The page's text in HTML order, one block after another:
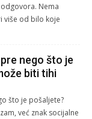
Nema
više od bilo koje
nego što je
biti tihi
što je pošaljete?
već znak socijalne